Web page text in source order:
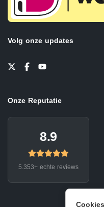
Volg onze updates
Onze Reputatie
8.9
5.353+ echte reviews